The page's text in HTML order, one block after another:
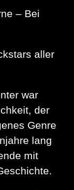
– Bei
aller
war
der
Genre
lang
mit